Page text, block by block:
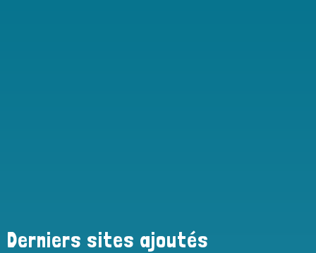
Derniers sites ajoutés